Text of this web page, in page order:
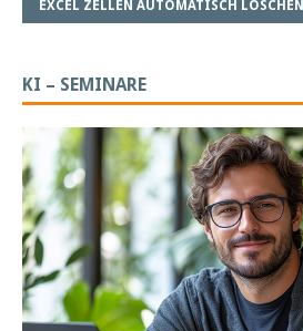
EXCEL ZELLEN AUTOMATISCH LÖSCHEN
KI – SEMINARE